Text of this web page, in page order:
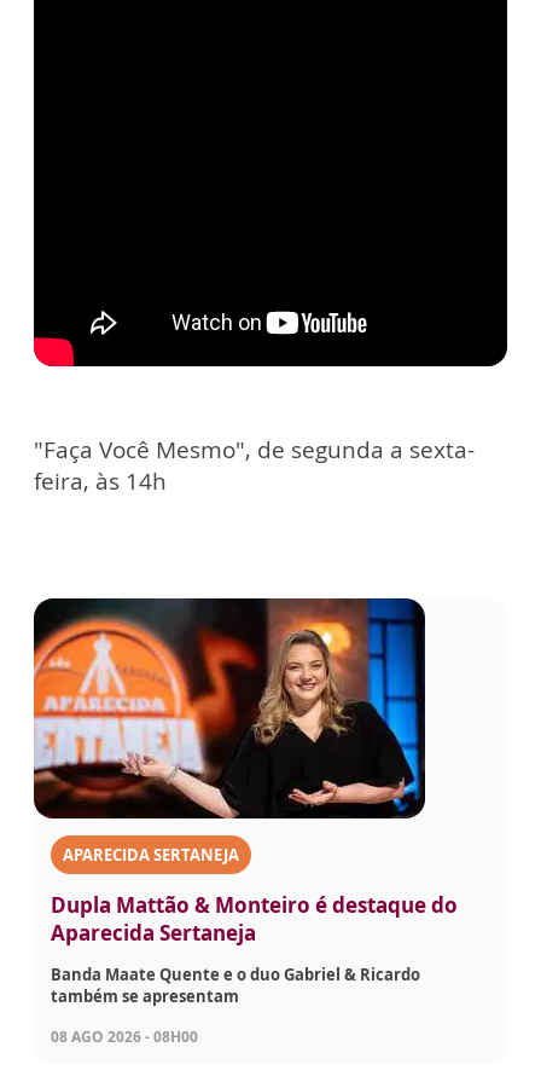
"Faça Você Mesmo", de segunda a sexta-
feira, às 14h
APARECIDA SERTANEJA
Dupla Mattão & Monteiro é destaque do
Aparecida Sertaneja
Banda Maate Quente e o duo Gabriel & Ricardo
também se apresentam
08 AGO 2026 - 08H00